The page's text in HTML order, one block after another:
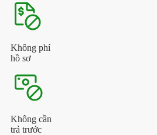
Không phí
hồ sơ
Không cần
trả trước